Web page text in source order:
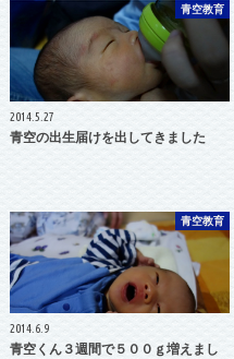
青空教育
2014.5.27
青空の出生届けを出してきました
青空教育
2014.6.9
青空くん３週間で５００ｇ増えまし